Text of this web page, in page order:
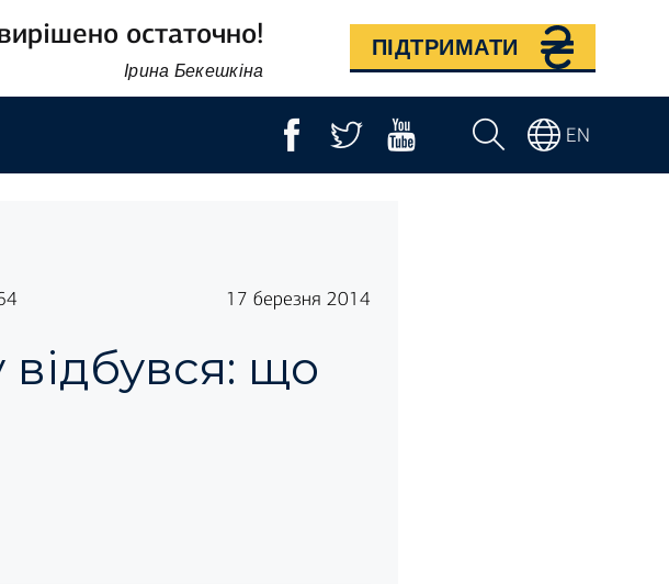
остаточно!
Ірина Бекешкіна
ПІДТРИМАТИ
EN
17 березня 2014
що